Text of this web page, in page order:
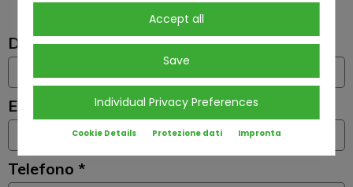
Dì il nome *
E-mail *
Telefono *
Accept all
Save
Individual Privacy Preferences
Cookie Details Protezione dati Impronta